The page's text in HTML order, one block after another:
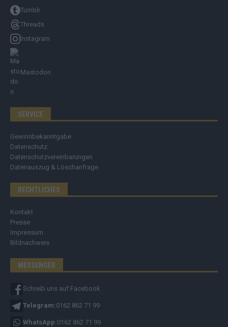
Tumblr
Threads
Instagram
Mastodon
SERVICE
Gewinnbekanntgabe
Datenschutz
Datenschutzvereinbarungen
Datenauszug & Löschanfrage
RECHTLICHES
Kontakt
Presse
Impressum
Bildnachweis
MESSENGER
Schreib uns auf Facebook
Telegram:0162 862 71 99
WhatsApp:0162 862 71 99